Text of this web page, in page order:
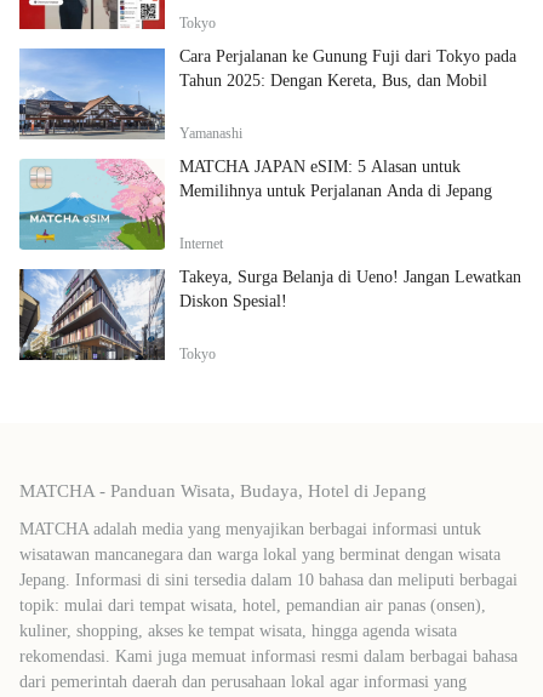
Tokyo
Cara Perjalanan ke Gunung Fuji dari Tokyo pada
Tahun 2025: Dengan Kereta, Bus, dan Mobil
Yamanashi
MATCHA JAPAN eSIM: 5 Alasan untuk
Memilihnya untuk Perjalanan Anda di Jepang
Internet
Takeya, Surga Belanja di Ueno! Jangan Lewatkan
Diskon Spesial!
Tokyo
MATCHA - Panduan Wisata, Budaya, Hotel di Jepang
MATCHA adalah media yang menyajikan berbagai informasi untuk
wisatawan mancanegara dan warga lokal yang berminat dengan wisata
Jepang. Informasi di sini tersedia dalam 10 bahasa dan meliputi berbagai
topik: mulai dari tempat wisata, hotel, pemandian air panas (onsen),
kuliner, shopping, akses ke tempat wisata, hingga agenda wisata
rekomendasi. Kami juga memuat informasi resmi dalam berbagai bahasa
dari pemerintah daerah dan perusahaan lokal agar informasi yang